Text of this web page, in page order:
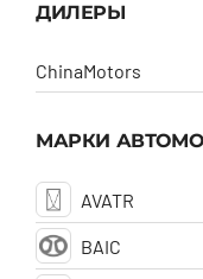
ДИЛЕРЫ
ChinaMotors
МАРКИ
AVATR
BAIC